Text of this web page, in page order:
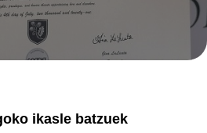
ikasle batzuek